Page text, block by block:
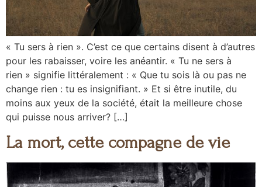
« Tu sers à rien ». C’est ce que certains disent à d’autres
pour les rabaisser, voire les anéantir. « Tu ne sers à
rien » signifie littéralement : « Que tu sois là ou pas ne
change rien : tu es insignifiant. » Et si être inutile, du
moins aux yeux de la société, était la meilleure chose
qui puisse nous arriver? […]
La mort, cette compagne de vie